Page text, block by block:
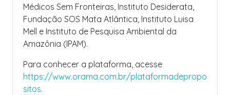
Médicos Sem Fronteiras, Instituto Desiderata,
Fundação SOS Mata Atlântica, Instituto Luisa
Mell e Instituto de Pesquisa Ambiental da
Amazônia (IPAM).
Para conhecer a plataforma, acesse
https://www.orama.com.br/plataformadepropo
sitos.